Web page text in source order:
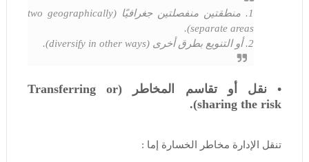
1. منطقتين منفصلتين جغرافيًا (two geographically
separate areas).
2. أو التنويع بطرق أخرى (diversify in other ways).
• نقل أو تقاسم المخاطر (Transferring or
sharing the risk).
تنقل الإدارة مخاطر الخسارة إما :